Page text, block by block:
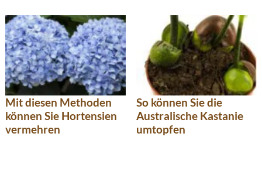
Mit diesen Methoden
können Sie Hortensien
vermehren
So können Sie die
Australische Kastanie
umtopfen